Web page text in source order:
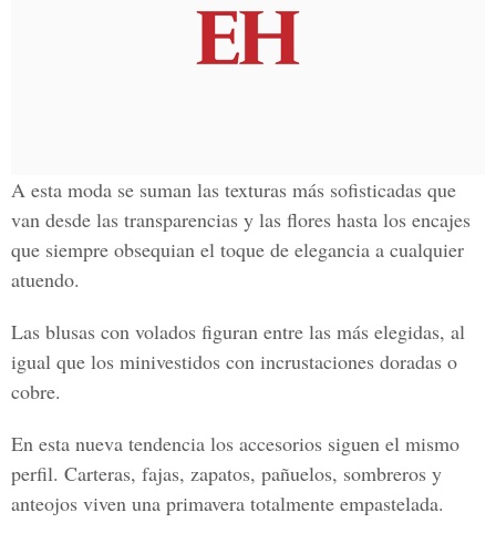
A esta moda se suman las texturas más sofisticadas que
van desde las transparencias y las flores hasta los encajes
que siempre obsequian el toque de elegancia a cualquier
atuendo.
Las blusas con volados figuran entre las más elegidas, al
igual que los minivestidos con incrustaciones doradas o
cobre.
En esta nueva tendencia los accesorios siguen el mismo
perfil. Carteras, fajas, zapatos, pañuelos, sombreros y
anteojos viven una primavera totalmente empastelada.